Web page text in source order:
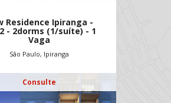
Residence Ipiranga -
- 2dorms (1/suíte) - 1
Vaga
São Paulo, Ipiranga
Consulte